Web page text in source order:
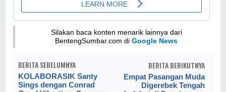
Silakan baca konten menarik lainnya dari
BentengSumbar.com diGoogle News
BERITA SEBELUMNYA
KOLABORASIK Santy
Sings dengan Conrad
BERITA BERIKUTNYA
Empat Pasangan Muda
Digerebek Tengah